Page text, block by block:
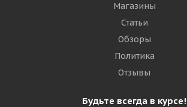
Магазины
Статьи
Обзоры
Политика
Отзывы
Будьте всегда в курсе!